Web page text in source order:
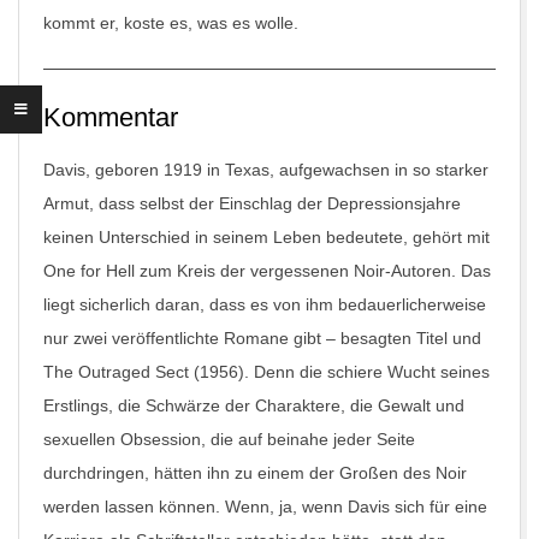
kommt er, koste es, was es wolle.
Kommentar
Davis, geboren 1919 in Texas, aufgewachsen in so starker
Armut, dass selbst der Einschlag der Depressionsjahre
keinen Unterschied in seinem Leben bedeutete, gehört mit
One for Hell zum Kreis der vergessenen Noir-Autoren. Das
liegt sicherlich daran, dass es von ihm bedauerlicherweise
nur zwei veröffentlichte Romane gibt – besagten Titel und
The Outraged Sect (1956). Denn die schiere Wucht seines
Erstlings, die Schwärze der Charaktere, die Gewalt und
sexuellen Obsession, die auf beinahe jeder Seite
durchdringen, hätten ihn zu einem der Großen des Noir
werden lassen können. Wenn, ja, wenn Davis sich für eine